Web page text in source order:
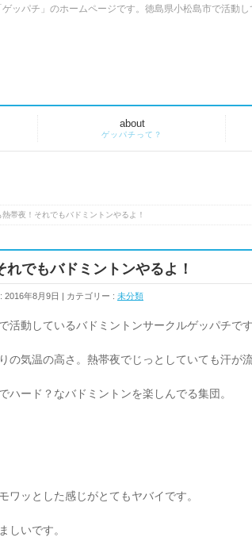
ッパチ」のホームページです。徳島県小松島市で活動
about
ゲッパチって？
帯夜！それでもバドミントンやるよ！
でもバドミントンやるよ！
2016年8月9日 カテゴリー : 未分類
活動しているバドミントンサークルゲッパチです
の気温の高さ。熱帯夜でじっとしていても汗が流
ハード？なバドミントンを楽しんでる集団。
ワッとした感じがとてもヤバイです。
しいです。